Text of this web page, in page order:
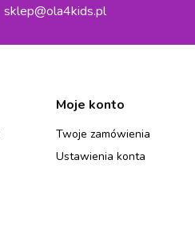
sklep@ola4kids.pl
Moje konto
Twoje zamówienia
Ustawienia konta